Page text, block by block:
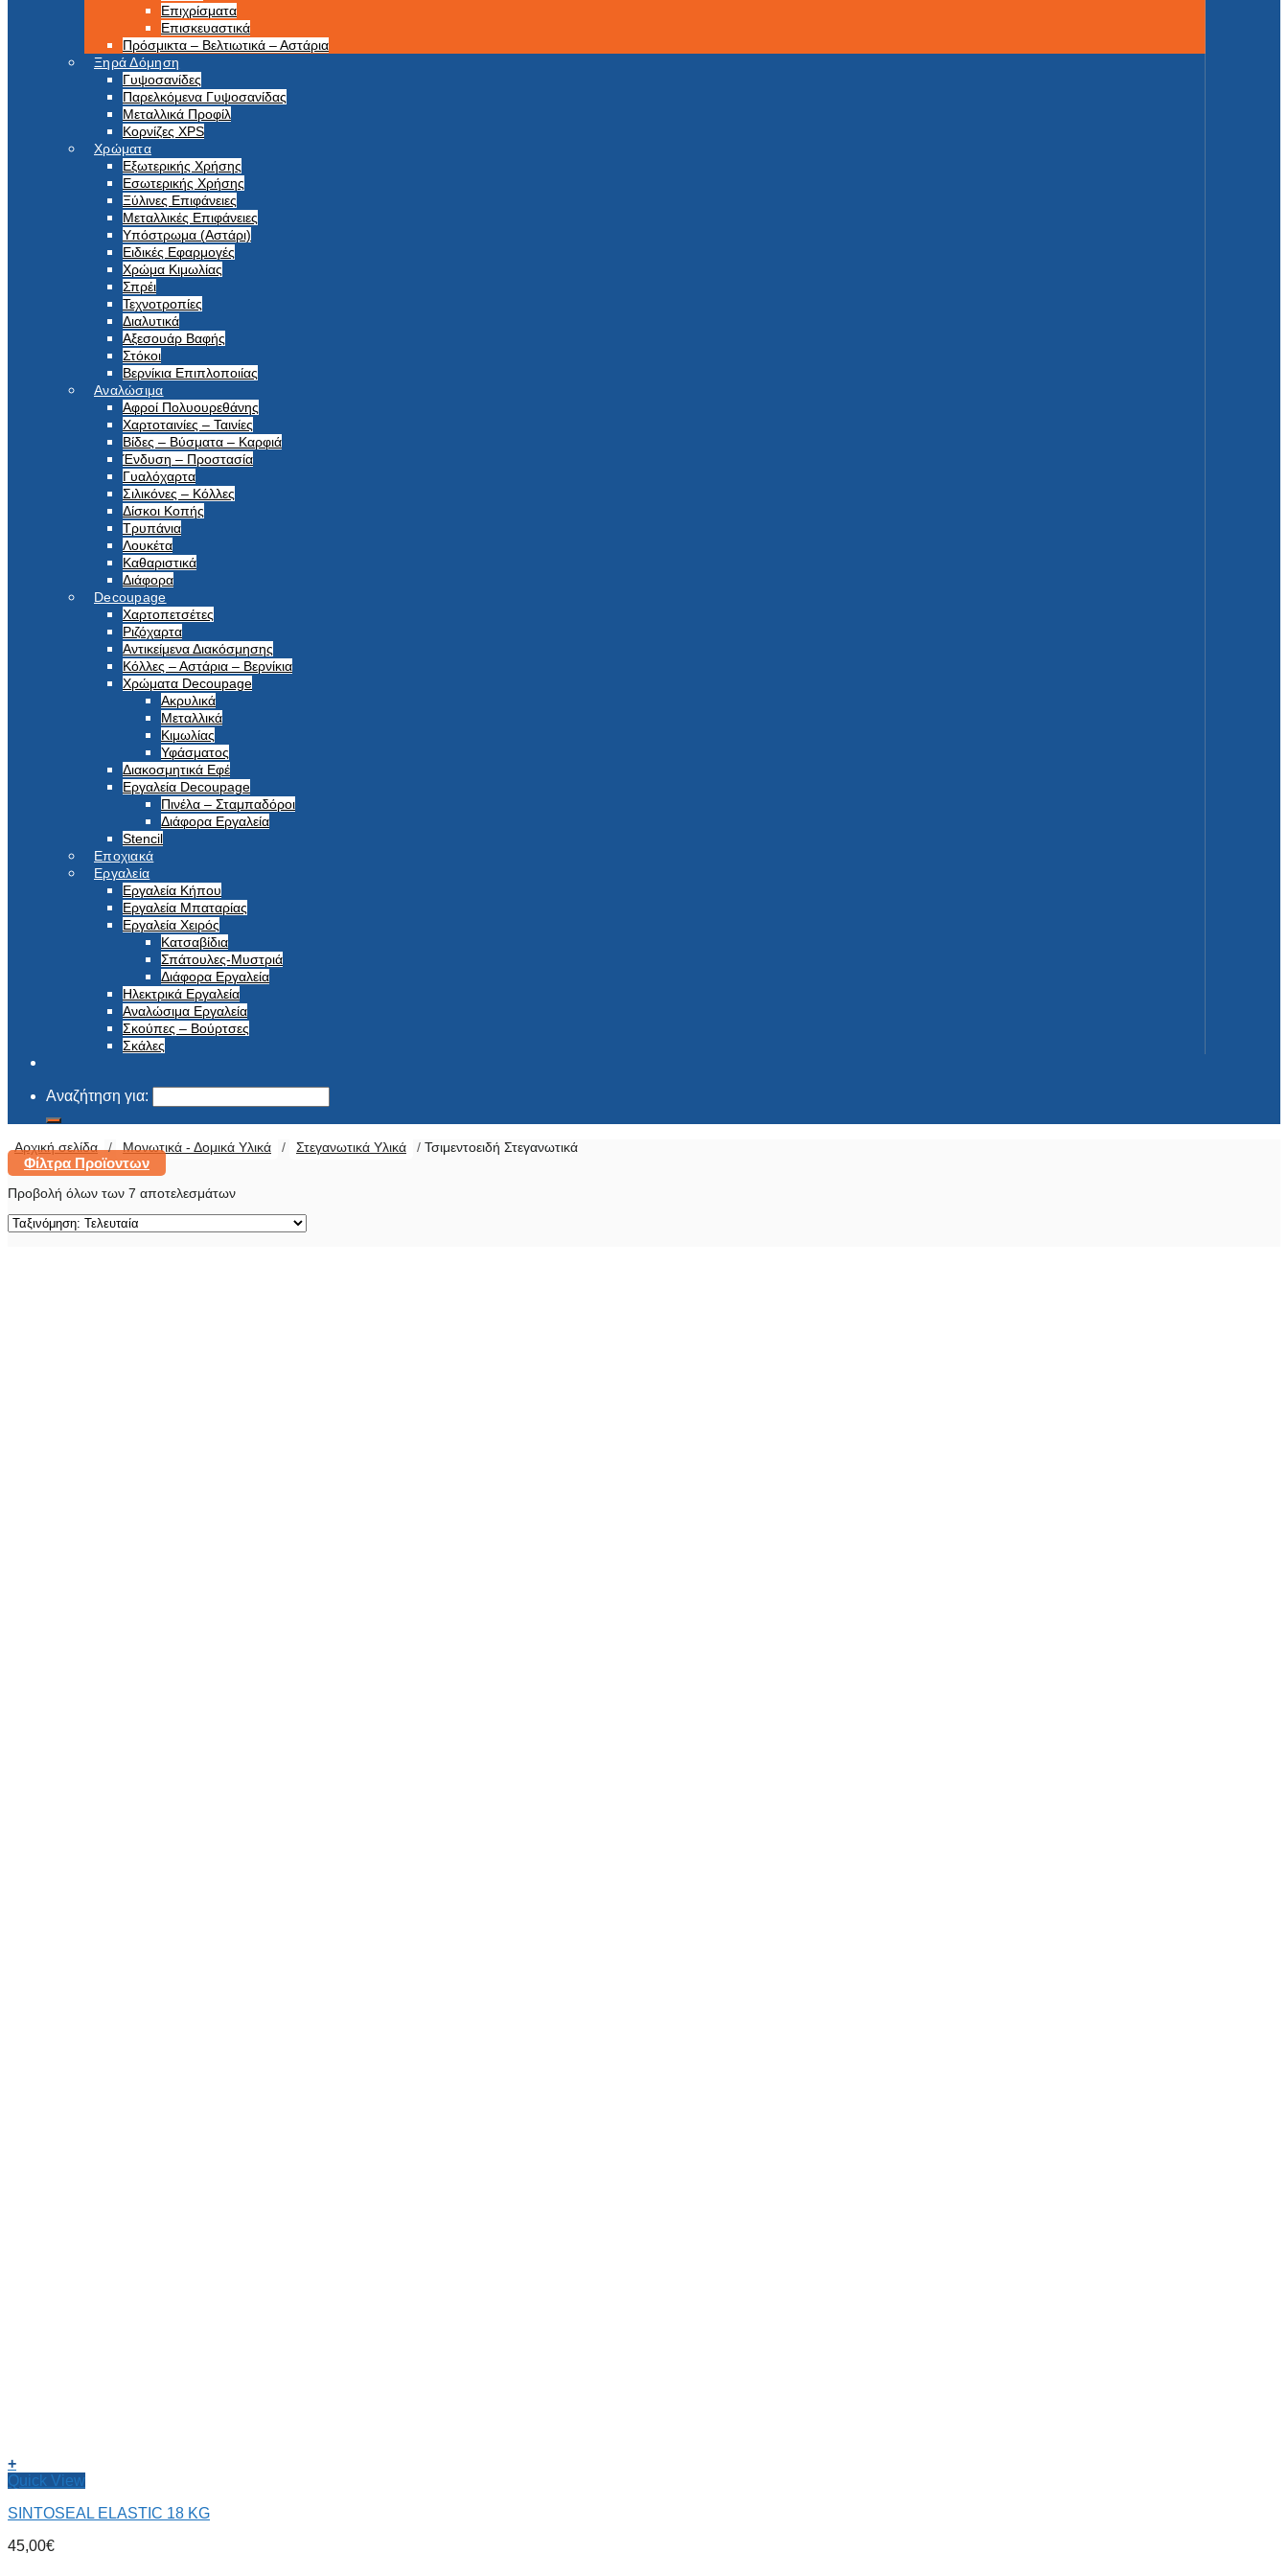
Επιχρίσματα
Επισκευαστικά
Πρόσμικτα – Βελτιωτικά – Αστάρια
Ξηρά Δόμηση
Γυψοσανίδες
Παρελκόμενα Γυψοσανίδας
Μεταλλικά Προφίλ
Κορνίζες XPS
Χρώματα
Εξωτερικής Χρήσης
Εσωτερικής Χρήσης
Ξύλινες Επιφάνειες
Μεταλλικές Επιφάνειες
Υπόστρωμα (Αστάρι)
Ειδικές Εφαρμογές
Χρώμα Κιμωλίας
Σπρέι
Τεχνοτροπίες
Διαλυτικά
Αξεσουάρ Βαφής
Στόκοι
Βερνίκια Επιπλοποιίας
Αναλώσιμα
Αφροί Πολυουρεθάνης
Χαρτοταινίες – Ταινίες
Βίδες – Βύσματα – Καρφιά
Ένδυση – Προστασία
Γυαλόχαρτα
Σιλικόνες – Κόλλες
Δίσκοι Κοπής
Τρυπάνια
Λουκέτα
Καθαριστικά
Διάφορα
Decoupage
Χαρτοπετσέτες
Ριζόχαρτα
Αντικείμενα Διακόσμησης
Κόλλες – Αστάρια – Βερνίκια
Χρώματα Decoupage
Ακρυλικά
Μεταλλικά
Κιμωλίας
Υφάσματος
Διακοσμητικά Εφέ
Εργαλεία Decoupage
Πινέλα – Σταμπαδόροι
Διάφορα Εργαλεία
Stencil
Εποχιακά
Εργαλεία
Εργαλεία Κήπου
Εργαλεία Μπαταρίας
Εργαλεία Χειρός
Κατσαβίδια
Σπάτουλες-Μυστριά
Διάφορα Εργαλεία
Ηλεκτρικά Εργαλεία
Αναλώσιμα Εργαλεία
Σκούπες – Βούρτσες
Σκάλες
Αναζήτηση για:
Αρχική σελίδα / Μονωτικά - Δομικά Υλικά / Στεγανωτικά Υλικά / Τσιμεντοειδή Στεγανωτικά
Φίλτρα Προϊοντων
Προβολή όλων των 7 αποτελεσμάτων
+
Quick View
SINTOSEAL ELASTIC 18 KG
45,00€